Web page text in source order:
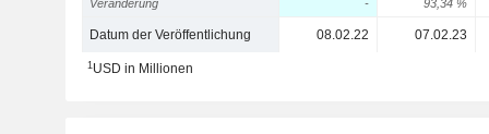
Veränderung - 93,34 %
Datum der Veröffentlichung 08.02.22 07.02.23
1USD in Millionen